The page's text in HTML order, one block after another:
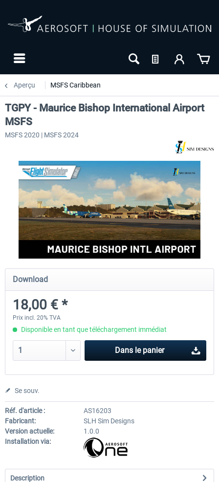
Aperçu MSFS Caribbean
FSDG - St Lucia TLPC MSFS FSDG - St Lucia TLPL
TGPY - Maurice Bishop International Airport
MSFS
MSFS 2020 | MSFS 2024
Download
18,00 € *
Prix incl. 20% TVA
Disponible en tant que téléchargement immédiat
Dans le panier
Se souv.
Réf. d'article :
AS16203
Fabricant:
SLH Sim Designs
Version actuelle:
1.0.0
Installation via:
Description